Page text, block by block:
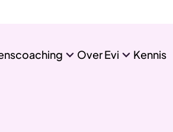
Over Evi Kennis